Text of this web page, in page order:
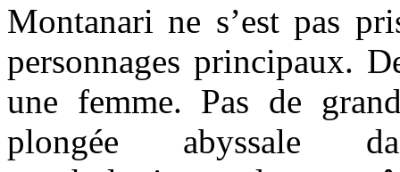
Montanari ne s’est pas
personnages principaux.
une femme. Pas de
plongée abyssale